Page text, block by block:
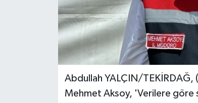
Abdullah YALÇIN/TEKİRDAĞ,
Mehmet Aksoy, 'Verilere göre
Kültür Sanat
Magazin